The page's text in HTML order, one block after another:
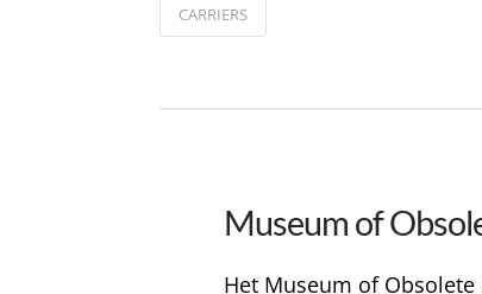
CARRIERS
Museum of
Het Museum of